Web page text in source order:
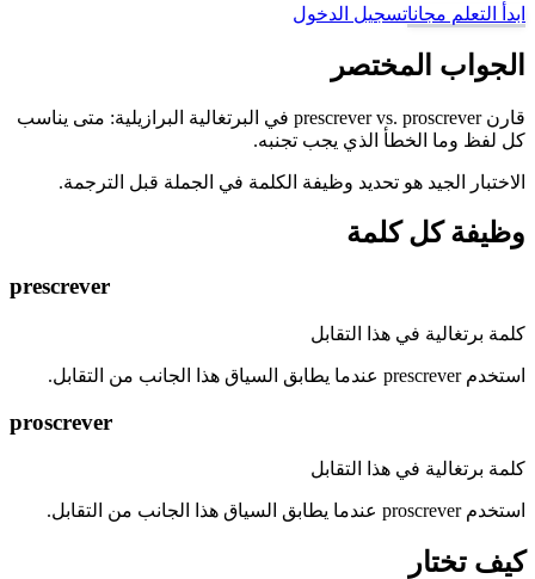
ابدأ التعلم مجاناتسجيل الدخول
الجواب المختصر
قارن prescrever vs. proscrever في البرتغالية البرازيلية: متى يناسب
كل لفظ وما الخطأ الذي يجب تجنبه.
الاختبار الجيد هو تحديد وظيفة الكلمة في الجملة قبل الترجمة.
وظيفة كل كلمة
prescrever
كلمة برتغالية في هذا التقابل
استخدم prescrever عندما يطابق السياق هذا الجانب من التقابل.
proscrever
كلمة برتغالية في هذا التقابل
استخدم proscrever عندما يطابق السياق هذا الجانب من التقابل.
كيف تختار